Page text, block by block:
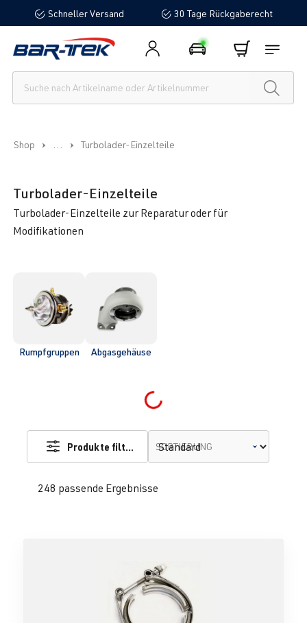
springenSchneller Versand 30 Tage Rückgaberecht
Shop ... Turbolader-Einzelteile
Turbolader-Einzelteile
Turbolader-Einzelteile zur Reparatur oder für
Modifikationen
Rumpfgruppen Abgasgehäuse
Loading...
248 passende Ergebnisse
Produkte filtern SORTIERUNG